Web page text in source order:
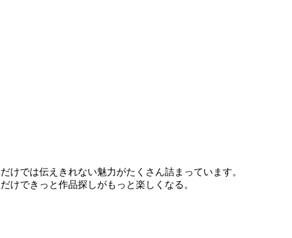
けでは伝えきれない魅力がたくさん詰まっています。
けできっと作品探しがもっと楽しくなる。